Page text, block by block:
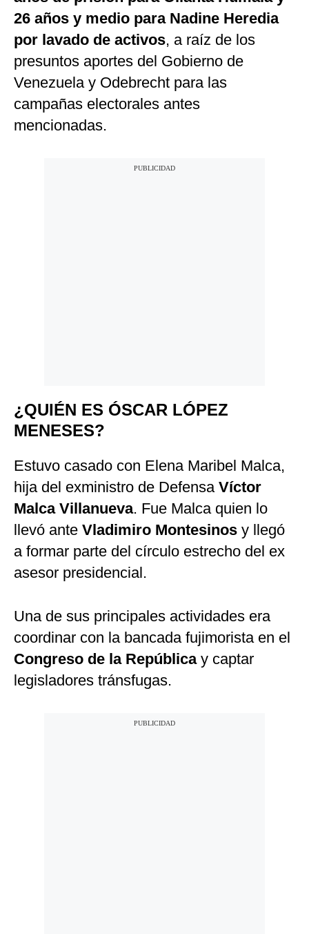
26 años y medio para Nadine Heredia
por lavado de activos, a raíz de los
presuntos aportes del Gobierno de
Venezuela y Odebrecht para las
campañas electorales antes
mencionadas.
¿QUIÉN ES ÓSCAR LÓPEZ
MENESES?
Estuvo casado con Elena Maribel Malca,
hija del exministro de Defensa Víctor
Malca Villanueva. Fue Malca quien lo
llevó ante Vladimiro Montesinos y llegó
a formar parte del círculo estrecho del ex
asesor presidencial.
Una de sus principales actividades era
coordinar con la bancada fujimorista en el
Congreso de la Repúblicay captar
legisladores tránsfugas.